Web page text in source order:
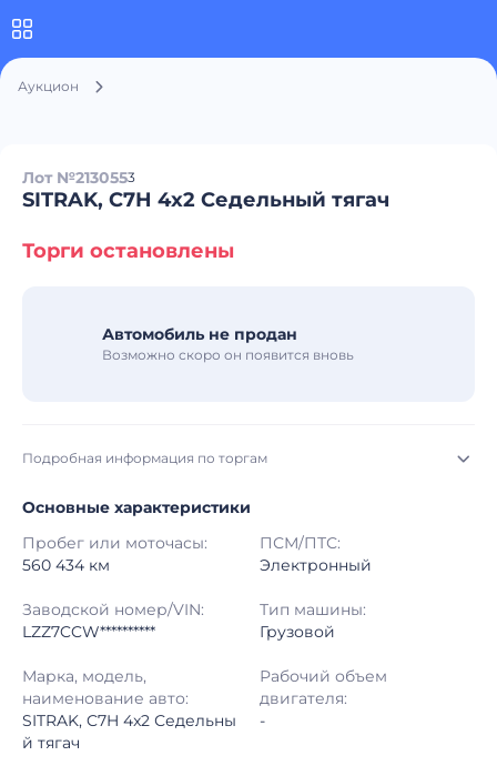
Аукцион
Лот №2130553
SITRAK, C7H 4x2 Седельный тягач
Торги остановлены
Автомобиль не продан
Возможно скоро он появится вновь
Подробная информация по торгам
Начало торгов: 12.06.2026, 17:16 МСК
Конец торгов: 15.06.2026, 13:48 МСК
Тип аукциона: Открытые торги
Шаг торгов: 50 000 ₽
Кол-во ставок:
Основные характеристики
Пробег или моточасы:
560 434 км
ПСМ/ПТС:
Электронный
Заводской номер/VIN:
LZZ7CCW**********
Тип машины:
Грузовой
Марка, модель,
наименование авто:
SITRAK, C7H 4x2 Седельны
й тягач
Рабочий объем
двигателя:
-